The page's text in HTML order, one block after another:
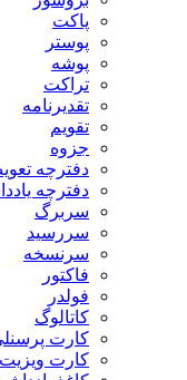
پاکت
پوستر
پوشه
تراکت
تقدیرنامه
تقویم
جزوه
دفترچه
دفترچه
سربرگ
سررسید
سرنسخه
فاکتور
فولدر
کاتالوگ
کارت
کارت ویزیت